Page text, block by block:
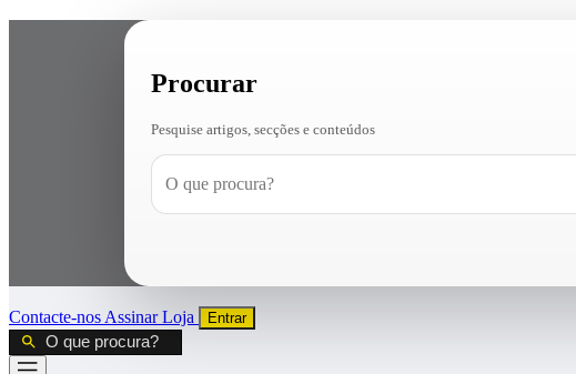
Procurar
Pesquise artigos, secções e conteúdos
Contacte-nos AssinarLoja Entrar